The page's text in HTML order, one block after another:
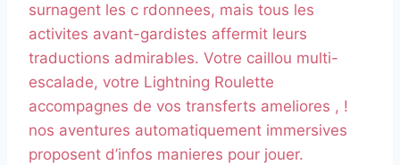
surnagent les c rdonnees, mais tous les
activites avant-gardistes affermit leurs
traductions admirables. Votre caillou multi-
escalade, votre Lightning Roulette
accompagnes de vos transferts ameliores , !
nos aventures automatiquement immersives
proposent d’infos manieres pour jouer.